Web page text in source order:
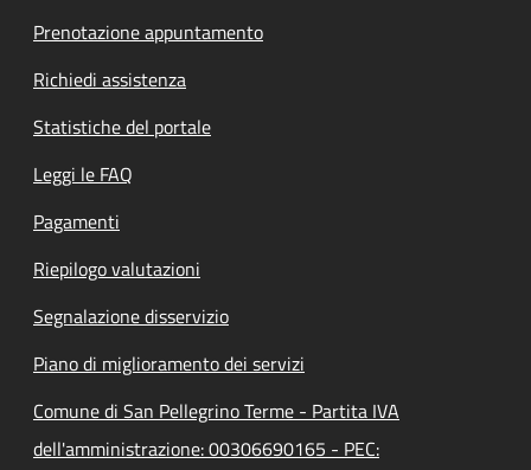
Prenotazione appuntamento
Richiedi assistenza
Statistiche del portale
Leggi le FAQ
Pagamenti
Riepilogo valutazioni
Segnalazione disservizio
Piano di miglioramento dei servizi
Comune di San Pellegrino Terme - Partita IVA
dell'amministrazione: 00306690165 - PEC: